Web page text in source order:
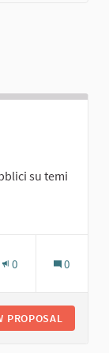
su temi
0 0
PROPOSAL